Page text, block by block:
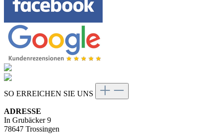
SO ERREICHEN SIE UNS
ADRESSE
In Grubäcker 9
78647 Trossingen